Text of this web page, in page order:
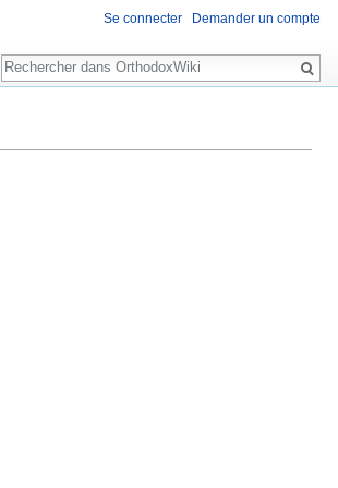
Se connecter Demander un compte
Rechercher